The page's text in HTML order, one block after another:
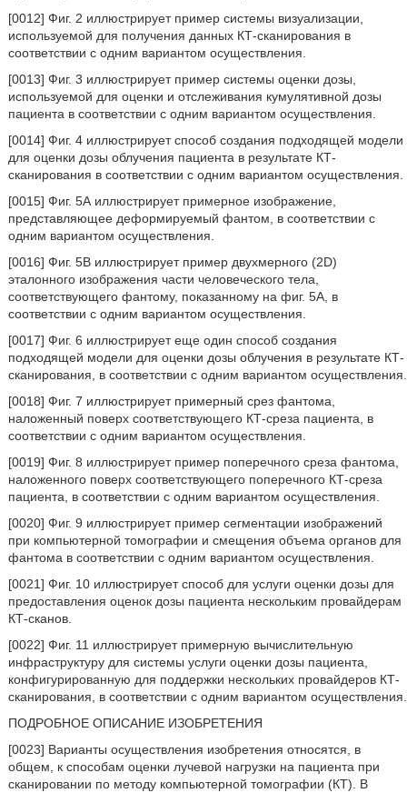
[0012] Фиг. 2 иллюстрирует пример системы визуализации,
используемой для получения данных КТ-сканирования в
соответствии с одним вариантом осуществления.
[0013] Фиг. 3 иллюстрирует пример системы оценки дозы,
используемой для оценки и отслеживания кумулятивной дозы
пациента в соответствии с одним вариантом осуществления.
[0014] Фиг. 4 иллюстрирует способ создания подходящей модели
для оценки дозы облучения пациента в результате КТ-
сканирования в соответствии с одним вариантом осуществления.
[0015] Фиг. 5А иллюстрирует примерное изображение,
представляющее деформируемый фантом, в соответствии с
одним вариантом осуществления.
[0016] Фиг. 5В иллюстрирует пример двухмерного (2D)
эталонного изображения части человеческого тела,
соответствующего фантому, показанному на фиг. 5А, в
соответствии с одним вариантом осуществления.
[0017] Фиг. 6 иллюстрирует еще один способ создания
подходящей модели для оценки дозы облучения в результате КТ-
сканирования, в соответствии с одним вариантом осуществления.
[0018] Фиг. 7 иллюстрирует примерный срез фантома,
наложенный поверх соответствующего КТ-среза пациента, в
соответствии с одним вариантом осуществления.
[0019] Фиг. 8 иллюстрирует пример поперечного среза фантома,
наложенного поверх соответствующего поперечного КТ-среза
пациента, в соответствии с одним вариантом осуществления.
[0020] Фиг. 9 иллюстрирует пример сегментации изображений
при компьютерной томографии и смещения объема органов для
фантома в соответствии с одним вариантом осуществления.
[0021] Фиг. 10 иллюстрирует способ для услуги оценки дозы для
предоставления оценок дозы пациента нескольким провайдерам
КТ-сканов.
[0022] Фиг. 11 иллюстрирует примерную вычислительную
инфраструктуру для системы услуги оценки дозы пациента,
конфигурированную для поддержки нескольких провайдеров КТ-
сканирования, в соответствии с одним вариантом осуществления.
ПОДРОБНОЕ ОПИСАНИЕ ИЗОБРЕТЕНИЯ
[0023] Варианты осуществления изобретения относятся, в
общем, к способам оценки лучевой нагрузки на пациента при
сканировании по методу компьютерной томографии (КТ). В